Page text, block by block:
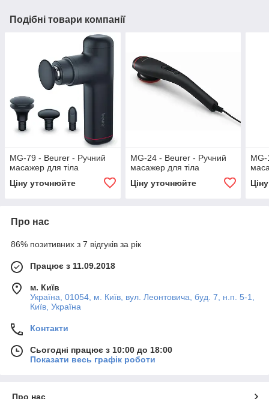
Подібні товари компанії
MG-79 - Beurer - Ручний
масажер для тіла
Ціну уточнюйте
MG-24 - Beurer - Ручний
масажер для тіла
Ціну уточнюйте
Про нас
86% позитивних з 7 відгуків за рік
Працює з 11.09.2018
м. Київ
Україна, 01054, м. Київ, вул. Леонтовича, буд. 7, н.п. 5-1,
Київ, Україна
Контакти
Сьогодні працює з 10:00 до 18:00
Показати весь графік роботи
Про нас